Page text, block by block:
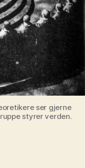
ser gjerne
styrer verden.